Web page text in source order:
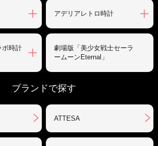
アデリアレトロ時計
ボ時計
劇場版「美少女戦士セーラ
ームーンEternal」
ブランドで探す
ATTESA